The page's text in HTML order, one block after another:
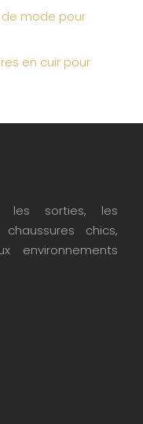
mode pour
en cuir pour
les sorties, les
chics,
environnements